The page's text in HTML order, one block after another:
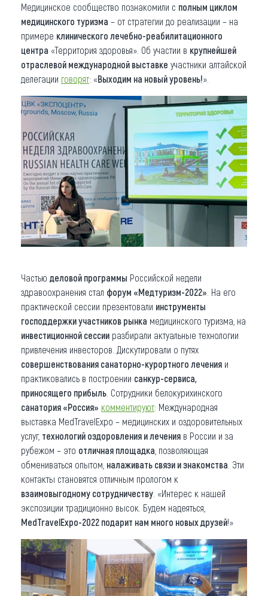
Медицинское сообщество познакомили с полным циклом
медицинского туризма – от стратегии до реализации – на
примере клинического лечебно-реабилитационного
центра «Территория здоровья». Об участии в крупнейшей
отраслевой международной выставке участники алтайской
делегации говорят: «Выходим на новый уровень!».
Частью деловой программы Российской недели
здравоохранения стал форум «Медтуризм-2022» . На его
практической сессии презентовали инструменты
господдержки участников рынка медицинского туризма, на
инвестиционной сессии разбирали актуальные технологии
привлечения инвесторов. Дискутировали о путях
совершенствования санаторно-курортного лечения и
практиковались в построении санкур-сервиса,
приносящего прибыль . Сотрудники белокурихинского
санатория «Россия» комментируют: Международная
выставка MedTravelExpo – медицинских и оздоровительных
услуг, технологий оздоровления и лечения в России и за
рубежом – это отличная площадка , позволяющая
обмениваться опытом, налаживать связи и знакомства . Эти
контакты становятся отличным прологом к
взаимовыгодному сотрудничеству . «Интерес к нашей
экспозиции традиционно высок. Будем надеяться,
MedTravelExpo-2022 подарит нам много новых друзей!»